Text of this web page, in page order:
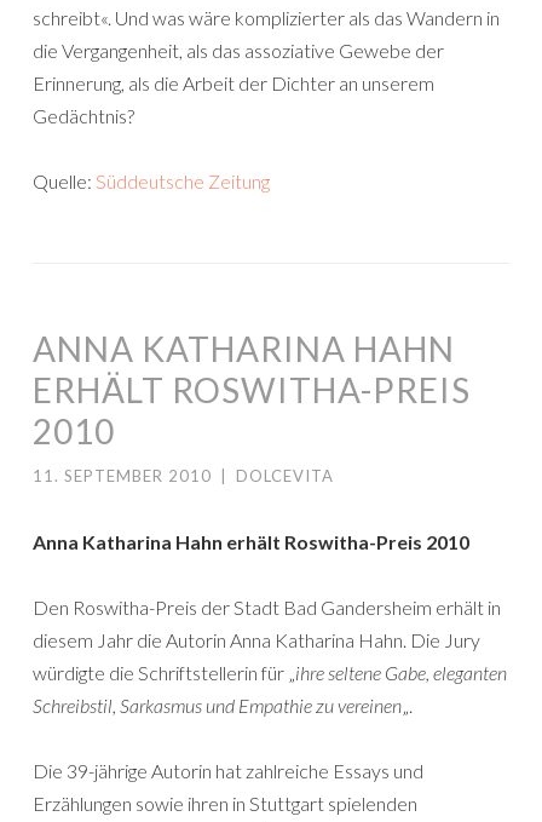
schreibt«. Und was wäre komplizierter als das Wandern in
die Vergangenheit, als das assoziative Gewebe der
Erinnerung, als die Arbeit der Dichter an unserem
Gedächtnis?
Quelle: Süddeutsche Zeitung
ANNA KATHARINA HAHN
ERHÄLT ROSWITHA-PREIS
2010
11. SEPTEMBER 2010 DOLCEVITA
Anna Katharina Hahn erhält Roswitha-Preis 2010
Den Roswitha-Preis der Stadt Bad Gandersheim erhält in
diesem Jahr die Autorin Anna Katharina Hahn. Die Jury
würdigte die Schriftstellerin für „ihre seltene Gabe, eleganten
Schreibstil, Sarkasmus und Empathie zu vereinen„.
Die 39-jährige Autorin hat zahlreiche Essays und
Erzählungen sowie ihren in Stuttgart spielenden